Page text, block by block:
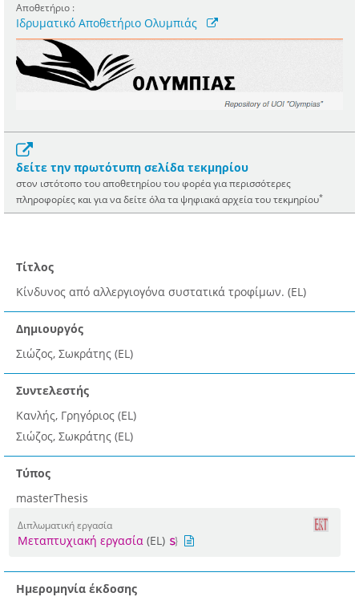
Αποθετήριο :
Ιδρυματικό Αποθετήριο Ολυμπιάς
δείτε την πρωτότυπη σελίδα τεκμηρίου
στον ιστότοπο του αποθετηρίου του φορέα για περισσότερες
πληροφορίες και για να δείτε όλα τα ψηφιακά αρχεία του τεκμηρίου*
Τίτλος
Κίνδυνος από αλλεργιογόνα συστατικά τροφίμων. (EL)
Δημιουργός
Σιώζος, Σωκράτης (EL)
Συντελεστής
Κανλής, Γρηγόριος (EL)
Σιώζος, Σωκράτης (EL)
Τύπος
masterThesis
Διπλωματική εργασία
Μεταπτυχιακή εργασία (EL)
Ημερομηνία έκδοσης